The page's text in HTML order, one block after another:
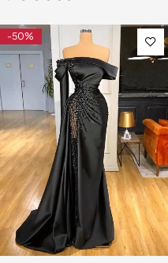
-50%